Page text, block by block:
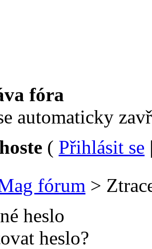
fóra
automaticky
( Přihlásit se
fórum >
heslo
heslo?